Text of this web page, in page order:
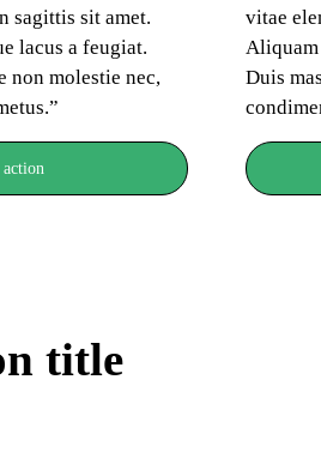
sagittis sit amet.
lacus a feugiat.
non molestie nec,
vitae
Duis
title